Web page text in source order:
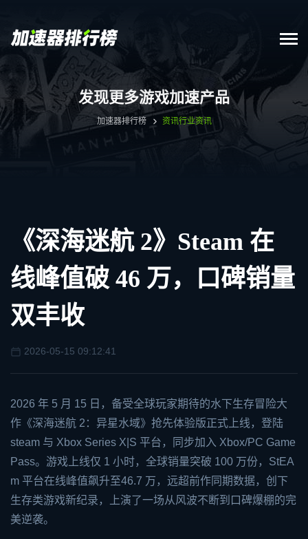
发现更多游戏加速产品
加速器排行榜 资讯行业资讯
《深海迷航 2》Steam 在
线峰值破 46 万，口碑销量
双丰收
2026-05-15 09:12:41
2026 年 5 月 15 日，备受全球玩家期待的水下生存冒险大
作《深海迷航 2：异星水域》抢先体验版正式上线，登陆
steam 与 Xbox Series X|S 平台，同步加入 Xbox/PC Game
Pass。游戏上线仅 1 小时，全球销量突破 100 万份，StEA
m 平台在线峰值飙升至46.7 万，远超前作同期数据，创下
生存类游戏新纪录，上演了一场从风波不断到口碑爆棚的完
美逆袭。